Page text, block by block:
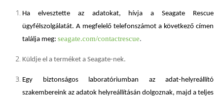
Ha elvesztette az adatokat, hívja a Seagate Rescue
ügyfélszolgálatát. A megfelelő telefonszámot a következő címen
találja meg: seagate.com/contactrescue.
Küldje el a terméket a Seagate-nek.
Egy biztonságos laboratóriumban az adat-helyreállító
szakembereink az adatok helyreállításán dolgoznak, majd a teljes